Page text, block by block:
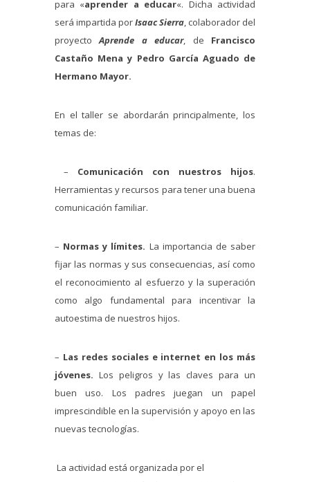
para «aprender a educar«. Dicha actividad
será impartida porIsaac Sierra, colaborador del
proyectoAprende a educar, de Francisco
Castaño Mena y Pedro García Aguado de
Hermano Mayor.
En el taller se abordarán principalmente, los
temas de:
– Comunicación con nuestros hijos.
Herramientas y recursos para tener una buena
comunicación familiar.
– Normas y límites. La importancia de saber
fijar las normas y sus consecuencias, así como
el reconocimiento al esfuerzo y la superación
como algo fundamental para incentivar la
autoestima de nuestros hijos.
– Las redes sociales e internet en los más
jóvenes. Los peligros y las claves para un
buen uso. Los padres juegan un papel
imprescindible en la supervisión y apoyo en las
nuevas tecnologías.
La actividad está organizada por el